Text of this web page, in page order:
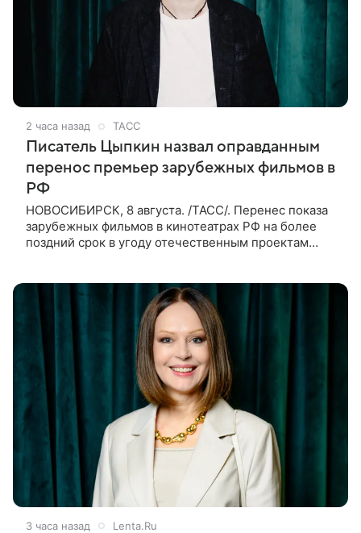
2 часа назад ТАСС
Писатель Цыпкин назвал оправданным
перенос премьер зарубежных фильмов в
РФ
НОВОСИБИРСК, 8 августа. /ТАСС/. Перенес показа
зарубежных фильмов в кинотеатрах РФ на более
поздний срок в угоду отечественным проектам
3 часа назад Lenta.Ru